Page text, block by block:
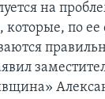
на
которые, по